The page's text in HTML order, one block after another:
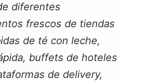
diferentes
frescos de tiendas
de té con leche,
buffets de hoteles
de delivery,